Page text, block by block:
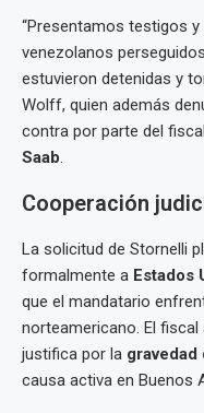
“Presentamos testigos
venezolanos
estuvieron detenidas y
Wolff, quien además
contra por parte del
Saab.
Cooperación
La solicitud de Stornelli
formalmente a Estados
que el mandatario
norteamericano. El
justifica por la
causa activa en Buenos